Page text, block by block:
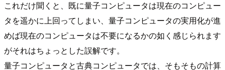
これだけ聞くと、既に量子コンピュータは現在のコンピュー
タを遥かに上回ってしまい、量子コンピュータの実用化が進
めば現在のコンピュータは不要になるかの如く感じられます
がそれはちょっとした誤解です。
量子コンピュータと古典コンピュータでは、そもそもの計算